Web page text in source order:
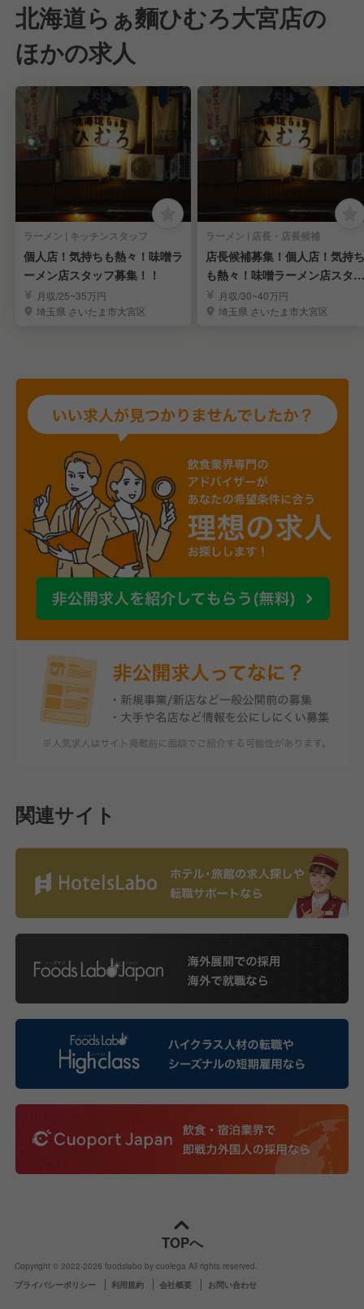
北海道らぁ麵ひむろ大宮店の
ほかの求人
ラーメン | キッチンスタッフ
個人店！気持ちも熱々！味噌ラ
ーメン店スタッフ募集！！
月収/25~35万円
埼玉県 さいたま市大宮区
ラーメン | 店長・店長候補
店長候補募集！個人店！気持ち
も熱々！味噌ラーメン店スタッ
フ募集！！
月収/30~40万円
埼玉県 さいたま市大宮区
関連サイト
TOPへ
Copyright © 2022-2026 foodslabo by cuolega All rights reserved.
プライバシーポリシー
利用規約 会社概要 お問い合わせ